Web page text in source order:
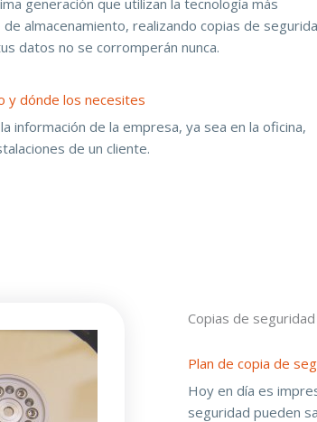
generación que utilizan la tecnología más
almacenamiento, realizando copias de
datos no se corromperán nunca.
y dónde los necesites
información de la empresa, ya sea en la oficina,
de un cliente.
Copias de seguridad
Plan de copia de
Hoy en día es
seguridad pueden